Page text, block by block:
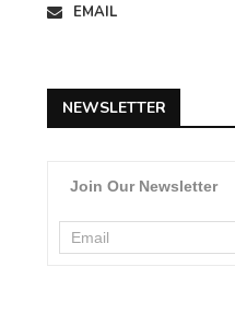
EMAIL
NEWSLETTER
Join Our Newsletter